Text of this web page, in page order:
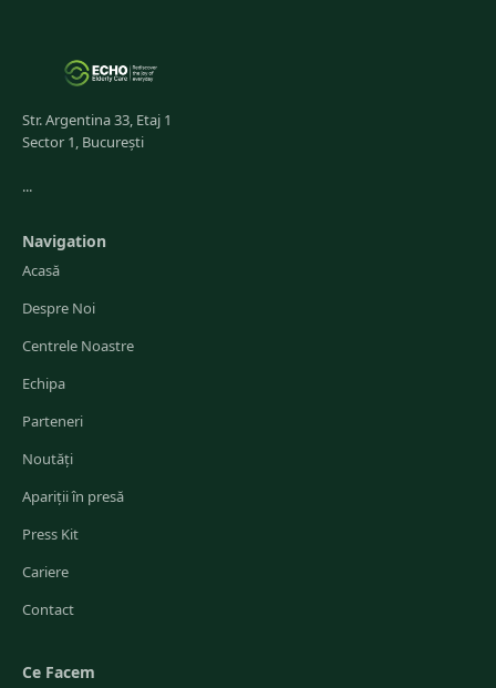
Str. Argentina 33, Etaj 1
Sector 1, București
...
Navigation
Acasă
Despre Noi
Centrele Noastre
Echipa
Parteneri
Noutăți
Apariții în presă
Press Kit
Cariere
Contact
Ce Facem